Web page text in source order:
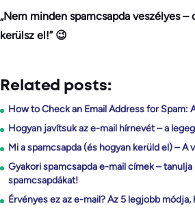
„Nem minden spamcsapda veszélyes –
kerülsz el!” 😉
Related posts:
How to Check an Email Address for Spam:
Hogyan javítsuk az e-mail hírnevét – a
Mi a spamcsapda (és hogyan kerüld el) – A
Gyakori spamcsapda e-mail címek –
spamcsapdákat!
Érvényes ez az e-mail? Az 5 legjobb